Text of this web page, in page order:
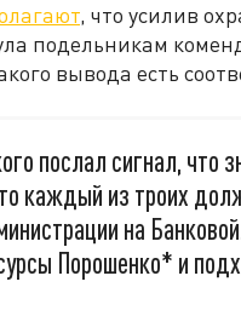
, что усилив
подельникам
вывода есть
послал сигнал, что
каждый из троих
на
Порошенко* и